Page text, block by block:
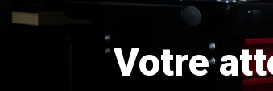
Votre